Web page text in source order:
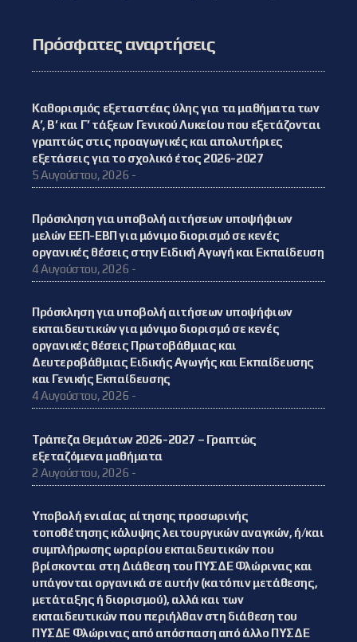
Πρόσφατες αναρτήσεις
Καθορισμός εξεταστέας ύλης για τα μαθήματα των
Α’, Β’ και Γ’ τάξεων Γενικού Λυκείου που εξετάζονται
γραπτώς στις προαγωγικές και απολυτήριες
εξετάσεις για το σχολικό έτος 2026-2027
5 Αυγούστου, 2026 -
Πρόσκληση για υποβολή αιτήσεων υποψήφιων
μελών ΕΕΠ-ΕΒΠ για μόνιμο διορισμό σε κενές
οργανικές θέσεις στην Ειδική Αγωγή και Εκπαίδευση
4 Αυγούστου, 2026 -
Πρόσκληση για υποβολή αιτήσεων υποψήφιων
εκπαιδευτικών για μόνιμο διορισμό σε κενές
οργανικές θέσεις Πρωτοβάθμιας και
Δευτεροβάθμιας Ειδικής Αγωγής και Εκπαίδευσης
και Γενικής Εκπαίδευσης
4 Αυγούστου, 2026 -
Τράπεζα Θεμάτων 2026-2027 – Γραπτώς
εξεταζόμενα μαθήματα
2 Αυγούστου, 2026 -
Υποβολή ενιαίας αίτησης προσωρινής
τοποθέτησης κάλυψης λειτουργικών αναγκών, ή/και
συμπλήρωσης ωραρίου εκπαιδευτικών που
βρίσκονται στη Διάθεση του ΠΥΣΔΕ Φλώρινας και
υπάγονται οργανικά σε αυτήν (κατόπιν μετάθεσης,
μετάταξης ή διορισμού), αλλά και των
εκπαιδευτικών που περιήλθαν στη διάθεση του
ΠΥΣΔΕ Φλώρινας από απόσπαση από άλλο ΠΥΣΔΕ